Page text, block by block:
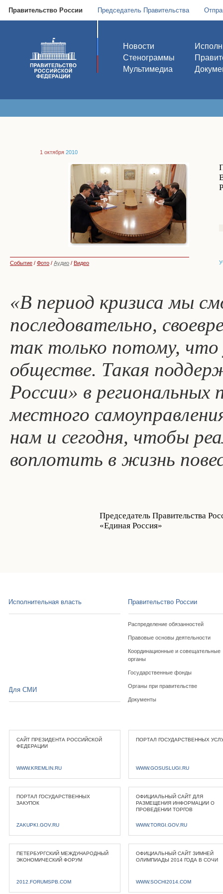
Правительство России Председатель Правительства
Новости
Стенограммы
Мультимедиа
1 октября 2010
Событие / Фото / Аудио / Видео
«В период кризиса мы
последовательно,
так только потому, что
обществе. Такая
России» в региональных
местного
нам и сегодня, чтобы
воплотить в жизнь
Председатель Правительства
«Единая Россия»
Исполнительная власть Правительство России
Распределение обязанностей
Правовые основы деятельности
Координационные и совещательные
органы
Государственные фонды
Органы при правительстве
Документы
Для СМИ
САЙТ ПРЕЗИДЕНТА РОССИЙСКОЙ
ФЕДЕРАЦИИ
WWW.KREMLIN.RU
ПОРТАЛ ГОСУДАРСТВЕННЫХ
WWW.GOSUSLUGI.RU
ПОРТАЛ ГОСУДАРСТВЕННЫХ
ЗАКУПОК
ZAKUPKI.GOV.RU
ОФИЦИАЛЬНЫЙ САЙТ ДЛЯ
РАЗМЕЩЕНИЯ ИНФОРМАЦИИ О
ПРОВЕДЕНИИ ТОРГОВ
WWW.TORGI.GOV.RU
ПЕТЕРБУРГСКИЙ МЕЖДУНАРОДНЫЙ
ЭКОНОМИЧЕСКИЙ ФОРУМ
2012.FORUMSPB.COM
ОФИЦИАЛЬНЫЙ САЙТ ЗИМНЕЙ
ОЛИМПИАДЫ 2014 ГОДА В СОЧИ
WWW.SOCHI2014.COM